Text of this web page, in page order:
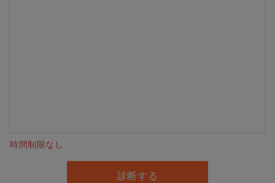
時間制限なし
診断する